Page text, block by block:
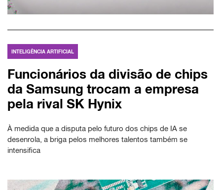
INTELIGÊNCIA ARTIFICIAL
Funcionários da divisão de chips
da Samsung trocam a empresa
pela rival SK Hynix
À medida que a disputa pelo futuro dos chips de IA se
desenrola, a briga pelos melhores talentos também se
intensifica